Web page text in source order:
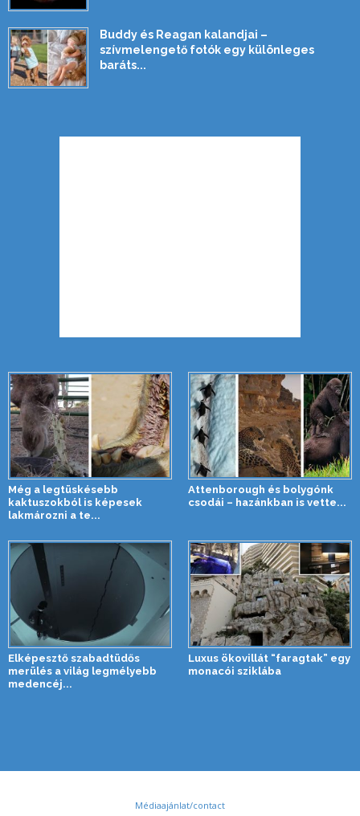
Buddy és Reagan kalandjai –
szívmelengető fotók egy különleges
baráts...
Még a legtüskésebb
kaktuszokból is képesek
lakmározni a te...
Attenborough és bolygónk
csodái – hazánkban is vette...
Elképesztő szabadtüdős
merülés a világ legmélyebb
medencéj...
Luxus ökovillát “faragtak” egy
monacói sziklába
Médiaajánlat/contact